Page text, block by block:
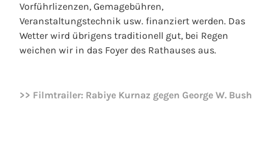
Vorführlizenzen, Gemagebühren,
Veranstaltungstechnik usw. finanziert werden. Das
Wetter wird übrigens traditionell gut, bei Regen
weichen wir in das Foyer des Rathauses aus.
>> Filmtrailer: Rabiye Kurnaz gegen George W. Bush